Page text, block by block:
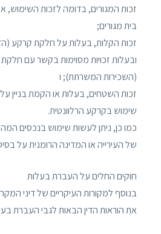
זכות המגורים, בדומה לזכות
בית מגורים;
זכות הקלות, בעלות על חלקת קרקע
ובעלות זכויות מסוימות בקשר עם
(השכירות המשרתת); ו
זכות השטחים, בעלות או הקמת בניין
שימוש בקרקע הרלוונטית.
כמו כן, ניתן לעשות שימוש בנכסים
של העירייה או המדינה הרומנית על בסיס
חוקים החלים על העברת בעלות
בנוסף למקורות העיקריים של דיני
את הוראות הדין הבאות לגבי העברת